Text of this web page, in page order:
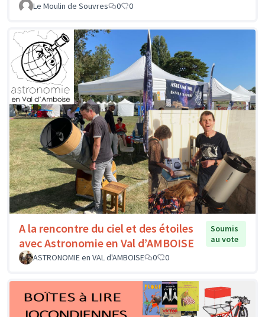
Le Moulin de Souvres 0 0
A la rencontre du ciel et des étoiles
avec Astronomie en Val d’AMBOISE
Soumis
au vote
ASTRONOMIE en VAL d'AMBOISE
0 0